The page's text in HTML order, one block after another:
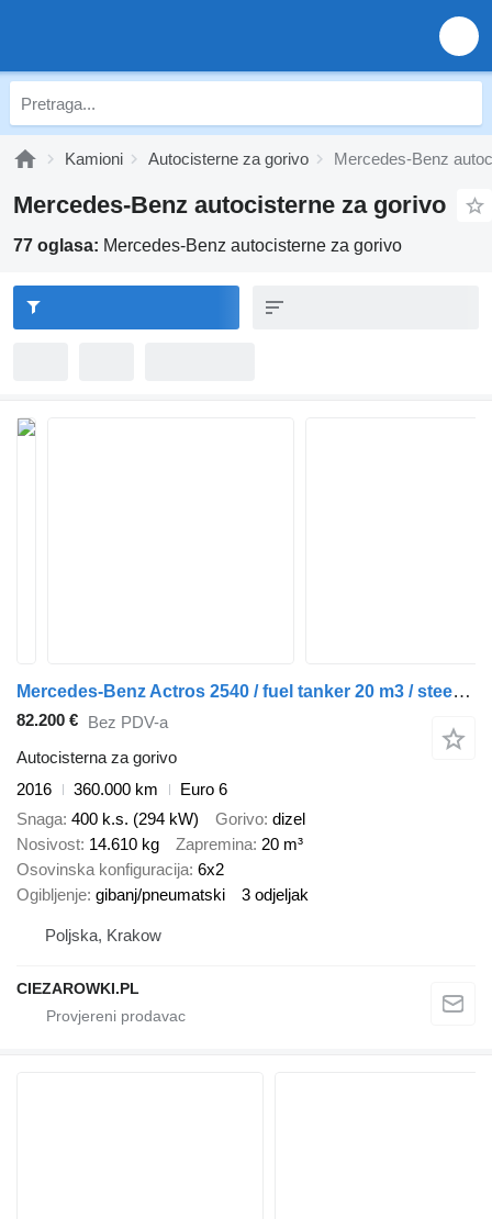
Kamioni Autocisterne za gorivo Mercedes-Benz
Mercedes-Benz autocisterne za gorivo
77 oglasa: Mercedes-Benz autocisterne za gorivo
Mercedes-Benz Actros 2540 / fuel tanker 20 m3 / steered axle
82.200 € Bez PDV-a
Autocisterna za gorivo
2016
360.000 km
Euro 6
Snaga 400 k.s. (294 kW) Gorivo dizel
Nosivost 14.610 kg Zapremina 20 m³
Osovinska konfiguracija 6x2
Ogibljenje gibanj/pneumatski 3 odjeljak
Poljska, Krakow
CIEZAROWKI.PL